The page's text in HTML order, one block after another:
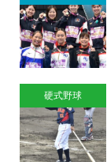
硬式野球